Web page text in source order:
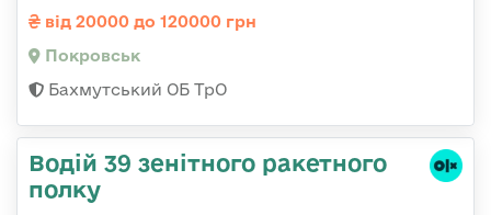
від 20000 до 120000 грн
Покровськ
Бахмутський ОБ ТрО
Водій 39 зенітного ракетного
полку